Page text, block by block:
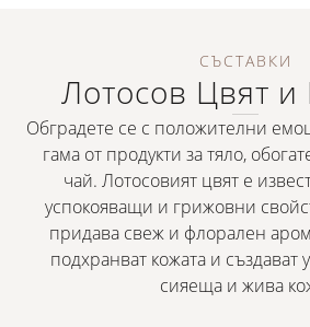
СЪСТАВКИ
Лотосов Цвят и
Обградете се с положителни
гама от продукти за тяло,
чай. Лотосовият цвят е
успокояващи и грижовни
придава свеж и флорален
подхранват кожата и създават
сияеща и жива